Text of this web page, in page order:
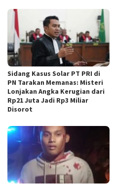
Sidang Kasus Solar PT PRI di
PN Tarakan Memanas: Misteri
Lonjakan Angka Kerugian dari
Rp21 Juta Jadi Rp3 Miliar
Disorot